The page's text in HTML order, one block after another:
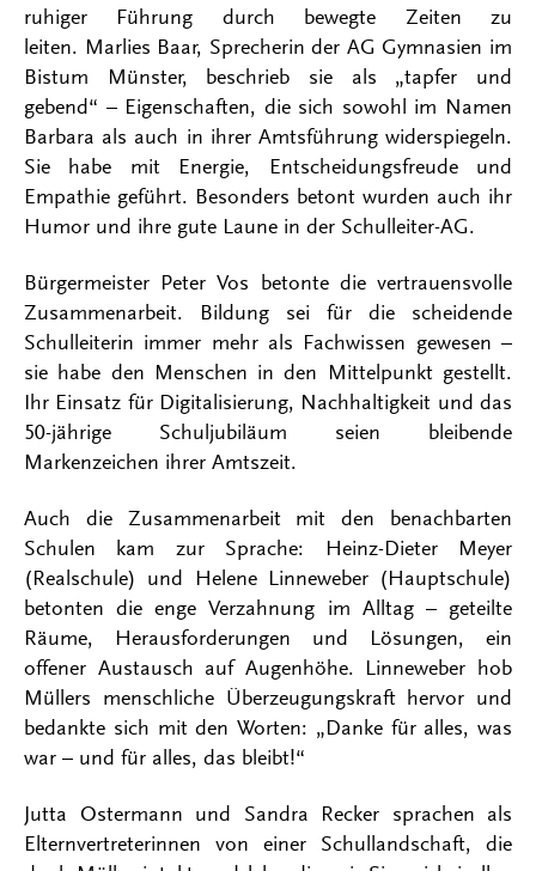
ruhiger Führung durch bewegte Zeiten zu
leiten. Marlies Baar, Sprecherin der AG Gymnasien im
Bistum Münster, beschrieb sie als „tapfer und
gebend“ – Eigenschaften, die sich sowohl im Namen
Barbara als auch in ihrer Amtsführung widerspiegeln.
Sie habe mit Energie, Entscheidungsfreude und
Empathie geführt. Besonders betont wurden auch ihr
Humor und ihre gute Laune in der Schulleiter-AG.
Bürgermeister Peter Vos betonte die vertrauensvolle
Zusammenarbeit. Bildung sei für die scheidende
Schulleiterin immer mehr als Fachwissen gewesen –
sie habe den Menschen in den Mittelpunkt gestellt.
Ihr Einsatz für Digitalisierung, Nachhaltigkeit und das
50-jährige Schuljubiläum seien bleibende
Markenzeichen ihrer Amtszeit.
Auch die Zusammenarbeit mit den benachbarten
Schulen kam zur Sprache: Heinz-Dieter Meyer
(Realschule) und Helene Linneweber (Hauptschule)
betonten die enge Verzahnung im Alltag – geteilte
Räume, Herausforderungen und Lösungen, ein
offener Austausch auf Augenhöhe. Linneweber hob
Müllers menschliche Überzeugungskraft hervor und
bedankte sich mit den Worten: „Danke für alles, was
war – und für alles, das bleibt!“
Jutta Ostermann und Sandra Recker sprachen als
Elternvertreterinnen von einer Schullandschaft, die